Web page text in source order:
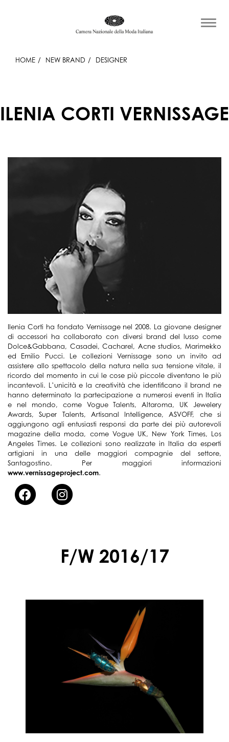
HOME NEW BRAND DESIGNER
ILENIA CORTI VERNISSAGE
Ilenia Corti ha fondato Vernissage nel 2008. La giovane designer
di accessori ha collaborato con diversi brand del lusso come
Dolce&Gabbana, Casadei, Cacharel, Acne studios, Marimekko
ed Emilio Pucci. Le collezioni Vernissage sono un invito ad
assistere allo spettacolo della natura nella sua tensione vitale, il
ricordo del momento in cui le cose più piccole diventano le più
incantevoli. L’unicità e la creatività che identificano il brand ne
hanno determinato la partecipazione a numerosi eventi in Italia
e nel mondo, come Vogue Talents, Altaroma, UK Jewelery
Awards, Super Talents, Artisanal Intelligence, ASVOFF, che si
aggiungono agli entusiasti responsi da parte dei più autorevoli
magazine della moda, come Vogue UK, New York Times, Los
Angeles Times. Le collezioni sono realizzate in Italia da esperti
artigiani in una delle maggiori compagnie del settore,
Santagostino. Per maggiori informazioni
www.vernissageproject.com.
F/W 2016/17